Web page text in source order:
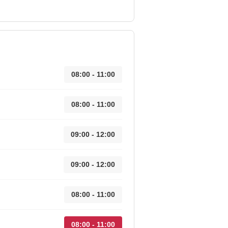
08:00 - 11:00
08:00 - 11:00
09:00 - 12:00
09:00 - 12:00
08:00 - 11:00
08:00 - 11:00